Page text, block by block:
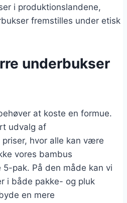
i produktionslandene,
fremstilles under etisk
underbukser
at koste en formue.
udvalg af
hvor alle kan være
vores bambus
pak. På den måde kan vi
i både pakke- og pluk
en mere